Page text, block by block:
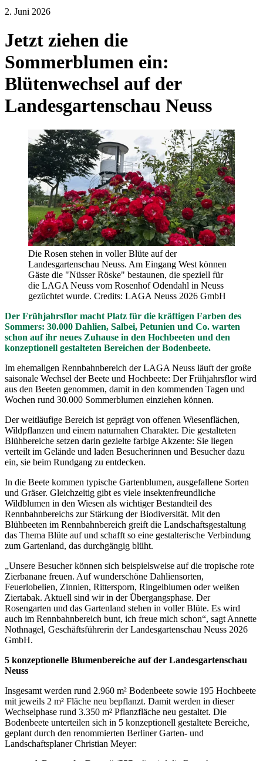
2. Juni 2026
Jetzt ziehen die
Sommerblumen ein:
Blütenwechsel auf der
Landesgartenschau Neuss
Die Rosen stehen in voller Blüte auf der
Landesgartenschau Neuss. Am Eingang West können
Gäste die "Nüsser Röske" bestaunen, die speziell für
die LAGA Neuss vom Rosenhof Odendahl in Neuss
gezüchtet wurde. Credits: LAGA Neuss 2026 GmbH
Der Frühjahrsflor macht Platz für die kräftigen Farben des
Sommers: 30.000 Dahlien, Salbei, Petunien und Co. warten
schon auf ihr neues Zuhause in den Hochbeeten und den
konzeptionell gestalteten Bereichen der Bodenbeete.
Im ehemaligen Rennbahnbereich der LAGA Neuss läuft der große
saisonale Wechsel der Beete und Hochbeete: Der Frühjahrsflor wird
aus den Beeten genommen, damit in den kommenden Tagen und
Wochen rund 30.000 Sommerblumen einziehen können.
Der weitläufige Bereich ist geprägt von offenen Wiesenflächen,
Wildpflanzen und einem naturnahen Charakter. Die gestalteten
Blühbereiche setzen darin gezielte farbige Akzente: Sie liegen
verteilt im Gelände und laden Besucherinnen und Besucher dazu
ein, sie beim Rundgang zu entdecken.
In die Beete kommen typische Gartenblumen, ausgefallene Sorten
und Gräser. Gleichzeitig gibt es viele insektenfreundliche
Wildblumen in den Wiesen als wichtiger Bestandteil des
Rennbahnbereichs zur Stärkung der Biodiversität. Mit den
Blühbeeten im Rennbahnbereich greift die Landschaftsgestaltung
das Thema Blüte auf und schafft so eine gestalterische Verbindung
zum Gartenland, das durchgängig blüht.
„Unsere Besucher können sich beispielsweise auf die tropische rote
Zierbanane freuen. Auf wunderschöne Dahliensorten,
Feuerlobelien, Zinnien, Rittersporn, Ringelblumen oder weißen
Ziertabak. Aktuell sind wir in der Übergangsphase. Der
Rosengarten und das Gartenland stehen in voller Blüte. Es wird
auch im Rennbahnbereich bunt, ich freue mich schon“, sagt Annette
Nothnagel, Geschäftsführerin der Landesgartenschau Neuss 2026
GmbH.
5 konzeptionelle Blumenbereiche auf der Landesgartenschau
Neuss
Insgesamt werden rund 2.960 m² Bodenbeete sowie 195 Hochbeete
mit jeweils 2 m² Fläche neu bepflanzt. Damit werden in dieser
Wechselphase rund 3.350 m² Pflanzfläche neu gestaltet. Die
Bodenbeete unterteilen sich in 5 konzeptionell gestaltete Bereiche,
geplant durch den renommierten Berliner Garten- und
Landschaftsplaner Christian Meyer: